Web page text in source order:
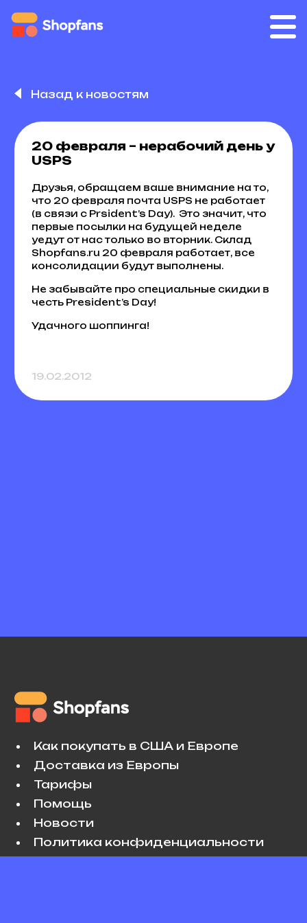
Назад к новостям
20 февраля – нерабочий день у
USPS
Друзья, обращаем ваше внимание на то,
что 20 февраля почта USPS не работает
(в связи с Prsident’s Day). Это значит, что
первые посылки на будущей неделе
уедут от нас только во вторник. Склад
Shopfans.ru 20 февраля работает, все
консолидации будут выполнены.
Не забывайте про специальные скидки в
честь President’s Day!
Удачного шоппинга!
19.02.2012
Как покупать в США и Европе
Доставка из Европы
Тарифы
Помощь
Новости
Политика конфиденциальности